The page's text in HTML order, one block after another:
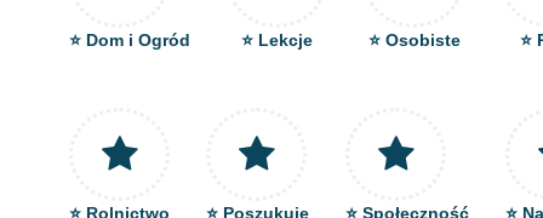
⭐ Dom i Ogród ⭐ Lekcje ⭐ Osobiste ⭐
⭐ Rolnictwo ⭐ Poszukuje ⭐ Społeczność ⭐